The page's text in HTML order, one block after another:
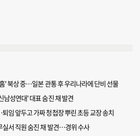
' 북상 중…일본 관통 후 우리나라에 단비 선물
남성연대' 대표 숨진 채 발견
임 앞두고 가짜 청첩장 뿌린 초등 교장 송치
실서 직원 숨진 채 발견…경위 수사